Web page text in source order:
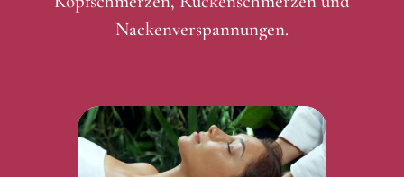
Nackenverspannungen.